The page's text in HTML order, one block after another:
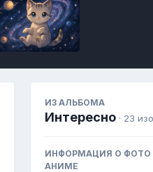
ИЗ АЛЬБОМА
Интересно · 23
ИНФОРМАЦИЯ О ФОТО
АНИМЕ